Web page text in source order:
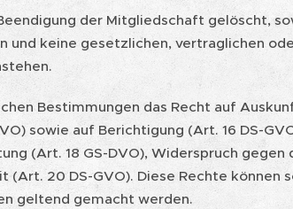
der Mitgliedschaft gelöscht,
keine gesetzlichen, vertraglichen
Bestimmungen das Recht auf
sowie auf Berichtigung (Art. 16 DS-
(Art. 18 GS-DVO), Widerspruch gegen
(Art. 20 DS-GVO). Diese Rechte können
geltend gemacht werden.